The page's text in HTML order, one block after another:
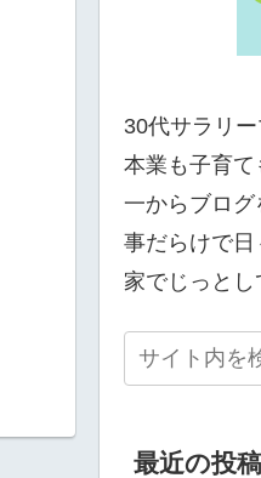
30代サラリ
本業も子育て
一からブロ
事だらけで日
家でじっとし
最近の投稿